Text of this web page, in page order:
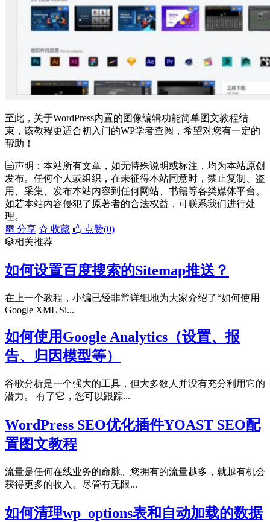
至此，关于WordPress内置的图像编辑功能简单图文教程结
束，该教程更适合初入门的WP学者查阅，希望对您有一定的
帮助！
声明：本站所有文章，如无特殊说明或标注，均为本站原创
发布。任何个人或组织，在未征得本站同意时，禁止复制、盗
用、采集、发布本站内容到任何网站、书籍等各类媒体平台。
如若本站内容侵犯了原著者的合法权益，可联系我们进行处
理。
分享
收藏 点赞(0)
相关推荐
如何设置百度搜索的Sitemap推送？
在上一个教程，小编已经非常详细地为大家介绍了“如何使用
Google XML Si...
如何使用Google Analytics（设置、报
告、归因模型等）
谷歌分析是一个强大的工具，但大多数人并没有充分利用它的
潜力。 有了它，您可以跟踪...
WordPress SEO优化插件YOAST SEO配
置图文教程
流量是任何在线业务的命脉。您拥有的流量越多，就越有机会
获得更多的收入。尽管有无限...
如何清理wp_options表和自动加载的数据